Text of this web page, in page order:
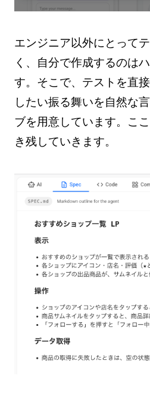
エンジニア以外にとって
く、自分で作成するのは
す。そこで、テストを直
したい振る舞いを自然な
ブを用意しています。こ
き残していきます。